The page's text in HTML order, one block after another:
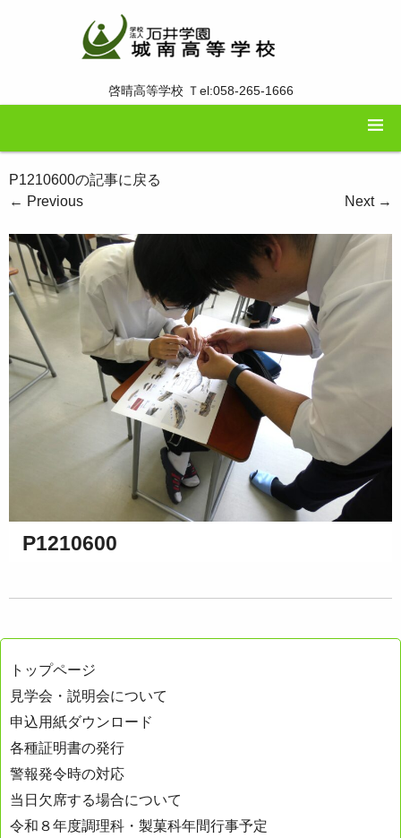
啓晴高等学校 Ｔel:058-265-1666
P1210600の記事に戻る
← Previous Next →
P1210600
トップページ
見学会・説明会について
申込用紙ダウンロード
各種証明書の発行
警報発令時の対応
当日欠席する場合について
令和８年度調理科・製菓科年間行事予定